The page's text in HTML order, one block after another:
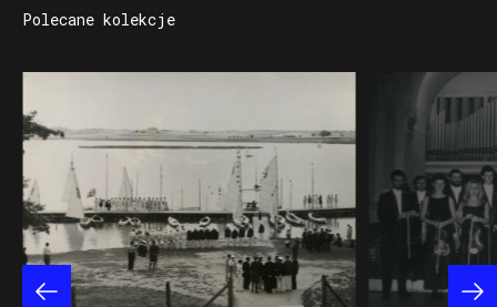
Polecane kolekcje